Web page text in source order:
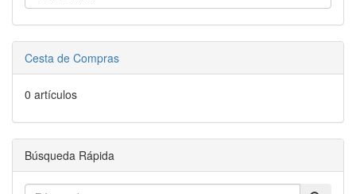
Cesta de Compras
0 artículos
Búsqueda Rápida